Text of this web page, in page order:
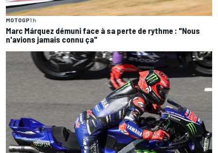
MOTOGP1 h
Marc Márquez démuni face à sa perte de rythme : "Nous
n'avions jamais connu ça"